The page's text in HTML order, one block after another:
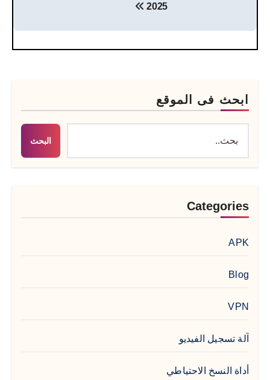
2025
ابحث فى الموقع
البحث
Categories
APK
Blog
VPN
آلة تسجيل الفيديو
أداة النسخ الاحتياطي